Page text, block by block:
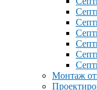
Монтаж